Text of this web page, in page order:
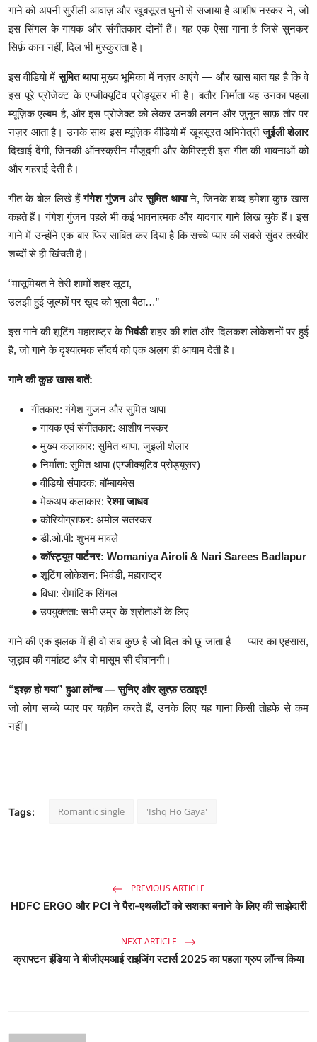
गाने को अपनी सुरीली आवाज़ और खूबसूरत धुनों से सजाया है आशीष नस्कर ने, जो
इस सिंगल के गायक और संगीतकार दोनों हैं। यह एक ऐसा गाना है जिसे सुनकर
सिर्फ़ कान नहीं, दिल भी मुस्कुराता है।
इस वीडियो मेंसुमित थापामुख्य भूमिका में नज़र आएंगे — और खास बात यह है कि वे
इस पूरे प्रोजेक्ट के एग्जीक्यूटिव प्रोड्यूसर भी हैं। बतौर निर्माता यह उनका पहला
म्यूज़िक एल्बम है, और इस प्रोजेक्ट को लेकर उनकी लगन और जुनून साफ़ तौर पर
नज़र आता है। उनके साथ इस म्यूज़िक वीडियो में खूबसूरत अभिनेत्रीजुईली शेलार
दिखाई देंगी, जिनकी ऑनस्क्रीन मौजूदगी और केमिस्ट्री इस गीत की भावनाओं को
और गहराई देती है।
गीत के बोल लिखे हैंगंगेश गुंजनऔरसुमित थापाने, जिनके शब्द हमेशा कुछ खास
कहते हैं। गंगेश गुंजन पहले भी कई भावनात्मक और यादगार गाने लिख चुके हैं। इस
गाने में उन्होंने एक बार फिर साबित कर दिया है कि सच्चे प्यार की सबसे सुंदर तस्वीर
शब्दों से ही खिंचती है।
“मासूमियत ने तेरी शामों शहर लूटा,
उलझी हुई जुल्फों पर खुद को भुला बैठा…”
इस गाने की शूटिंग महाराष्ट्र केभिवंडीशहर की शांत और दिलकश लोकेशनों पर हुई
है, जो गाने के दृश्यात्मक सौंदर्य को एक अलग ही आयाम देती है।
गाने की कुछ खास बातें:
गीतकार: गंगेश गुंजन और सुमित थापा
● गायक एवं संगीतकार: आशीष नस्कर
● मुख्य कलाकार: सुमित थापा, जुइली शेलार
● निर्माता: सुमित थापा (एग्जीक्यूटिव प्रोड्यूसर)
● वीडियो संपादक: बॉम्बायबेस
● मेकअप कलाकार:रेश्मा जाधव
● कोरियोग्राफर: अमोल सतरकर
● डी.ओ.पी: शुभम मावले
●कॉस्ट्यूम पार्टनर: Womaniya Airoli & Nari Sarees Badlapur
● शूटिंग लोकेशन: भिवंडी, महाराष्ट्र
● विधा: रोमांटिक सिंगल
● उपयुक्तता: सभी उम्र के श्रोताओं के लिए
गाने की एक झलक में ही वो सब कुछ है जो दिल को छू जाता है — प्यार का एहसास,
जुड़ाव की गर्माहट और वो मासूम सी दीवानगी।
“इश्क़ हो गया” हुआ लॉन्च — सुनिए और लुत्फ़ उठाइए!
जो लोग सच्चे प्यार पर यक़ीन करते हैं, उनके लिए यह गाना किसी तोहफे से कम
नहीं।
Tags: Romantic single 'Ishq Ho Gaya'
PREVIOUS ARTICLE
HDFC ERGO और PCI ने पैरा-एथलीटों को सशक्त बनाने के लिए की साझेदारी
NEXT ARTICLE
क्राफ्टन इंडिया ने बीजीएमआई राइजिंग स्टार्स 2025 का पहला ग्रुप लॉन्च किया